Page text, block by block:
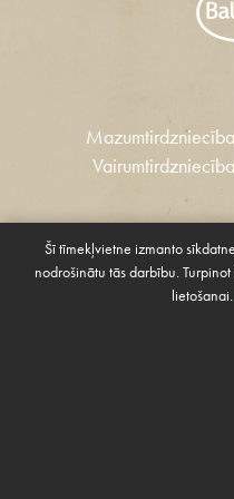
Mazumtirdzniecība
Vairumtirdzniecība
Šī tīmekļvietne izmanto
nodrošinātu tās darbību.
lietošanai.